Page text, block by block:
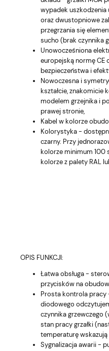
wypadek
oraz dwustopniowe
przegrzania się
sucho (brak czynnika
Unowocześniona
europejską normę CE
bezpieczeństwa i
Nowoczesna i
kształcie, znakomicie
modelem grzejnika i
prawej stronie,
Kabel w kolorze
Kolorystyka -
czarny. Przy
kolorze minimum 100
kolorze z palety RAL
OPIS FUNKCJI:
Łatwa obsługa -
przycisków na
Prosta kontrola pracy
diodowego
czynnika grzewczego
stan pracy grzałki
temperaturę
Sygnalizacja awarii -